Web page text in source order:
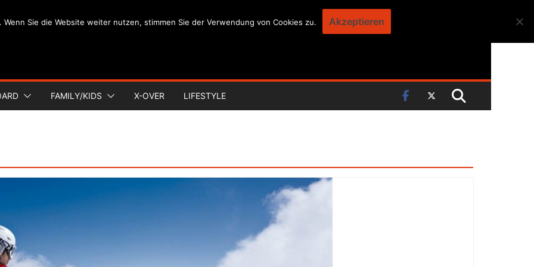
FAMILY/KIDS X-OVER LIFESTYLE
Wenn Sie die Website weiter nutzen, stimmen Sie der Verwendung von Cookies zu. Akzeptieren